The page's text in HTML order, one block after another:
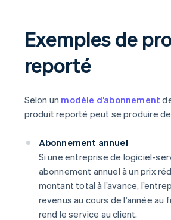
Exemples de
reporté
Selon un modèle d’abonnement
produit reporté peut se produire
Abonnement annuel
Si une entreprise de logiciel-
abonnement annuel à un prix
montant total à l’avance,
revenus au cours de l’année au
rend le service au client.